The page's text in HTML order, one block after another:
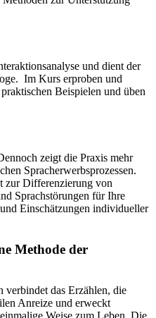
und dient der
Im Kurs erproben und
Beispielen und üben
zeigt die Praxis mehr
Spracherwerbsprozessen.
zur Differenzierung von
Sprachstörungen für Ihre
Einschätzungen individueller
Methode der
verbindet das Erzählen, die
Anreize und erweckt
Weise zum Leben. Die